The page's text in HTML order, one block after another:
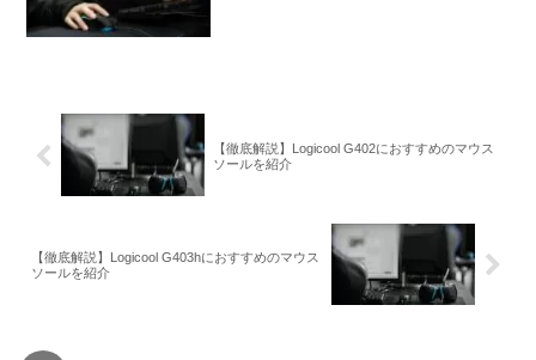
【徹底解説】Logicool G402におすすめのマウス
ソールを紹介
【徹底解説】Logicool G403hにおすすめのマウス
ソールを紹介